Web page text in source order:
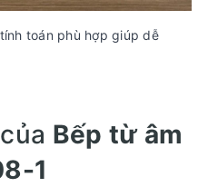
toán phù hợp giúp dễ
Bếp từ âm
1